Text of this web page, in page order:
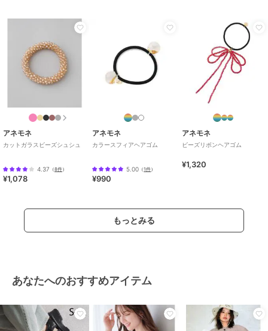
アネモネ
カットガラスビーズシュシュ
4.37 （8件）
¥1,078
アネモネ
カラースフィアヘアゴム
5.00 （1件）
¥990
アネモネ
ビーズリボンヘアゴム
¥1,320
もっとみる
あなたへのおすすめアイテム